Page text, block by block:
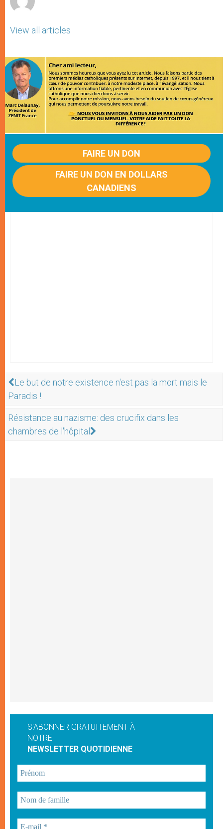
View all articles
FAIRE UN DON
FAIRE UN DON EN DOLLARS
CANADIENS
Le but de notre existence n'est pas la mort mais le
Paradis !
Résistance au nazisme: des crucifix dans les
chambres de l'hôpital
S'ABONNER GRATUITEMENT À
NOTRE
NEWSLETTER QUOTIDIENNE